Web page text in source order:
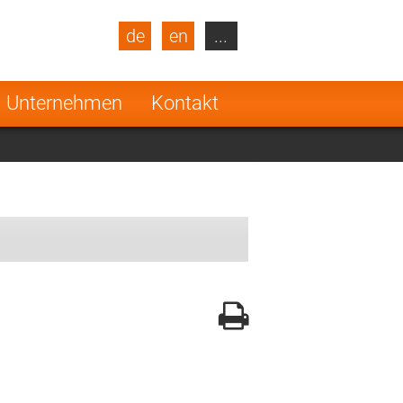
Unternehmen Kontakt
de en
Turkey
Netherlands
...